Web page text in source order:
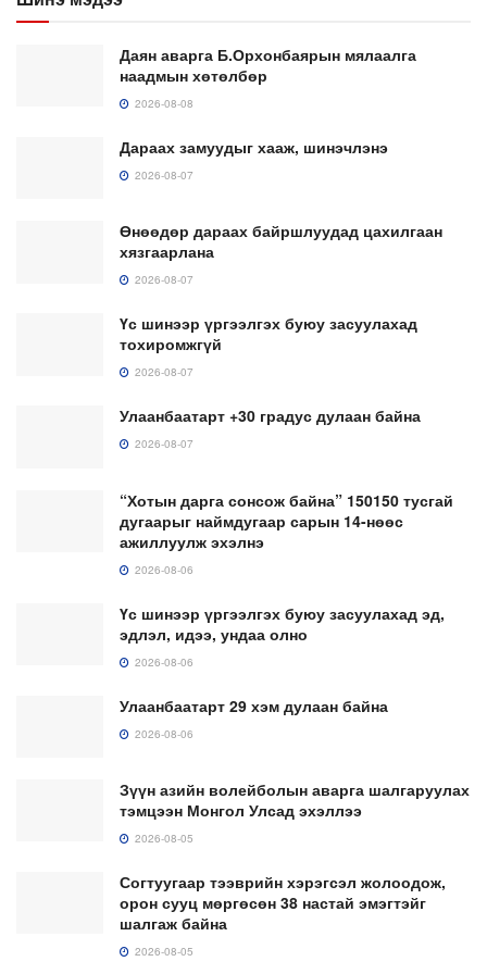
Даян аварга Б.Орхонбаярын мялаалга
наадмын хөтөлбөр
2026-08-08
Дараах замуудыг хааж, шинэчлэнэ
2026-08-07
Өнөөдөр дараах байршлуудад цахилгаан
хязгаарлана
2026-08-07
Үс шинээр үргээлгэх буюу засуулахад
тохиромжгүй
2026-08-07
Улаанбаатарт +30 градус дулаан байна
2026-08-07
“Хотын дарга сонсож байна” 150150 тусгай
дугаарыг наймдугаар сарын 14-нөөс
ажиллуулж эхэлнэ
2026-08-06
Үс шинээр үргээлгэх буюу засуулахад эд,
эдлэл, идээ, ундаа олно
2026-08-06
Улаанбаатарт 29 хэм дулаан байна
2026-08-06
Зүүн азийн волейболын аварга шалгаруулах
тэмцээн Монгол Улсад эхэллээ
2026-08-05
Согтуугаар тээврийн хэрэгсэл жолоодож,
орон сууц мөргөсөн 38 настай эмэгтэйг
шалгаж байна
2026-08-05